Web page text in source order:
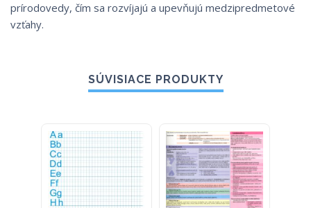
prírodovedy, čím sa rozvíjajú a upevňujú medzipredmetové
vzťahy.
SÚVISIACE PRODUKTY